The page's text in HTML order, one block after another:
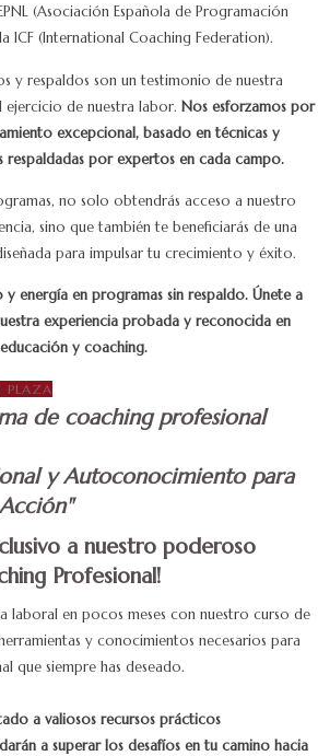
(Asociación Española de Programación
ICF (International Coaching Federation).
y respaldos son un testimonio de nuestra
de nuestra labor. Nos esforzamos por
excepcional, basado en técnicas y
respaldadas por expertos en cada campo.
no solo obtendrás acceso a nuestro
sino que también te beneficiarás de una
para impulsar tu crecimiento y éxito.
energía en programas sin respaldo. Únete a
experiencia probada y reconocida en
educación y coaching.
PLAZA
de coaching profesional
y Autoconocimiento para
a nuestro poderoso
Profesional!
laboral en pocos meses con nuestro curso de
y conocimientos necesarios para
que siempre has deseado.
a valiosos recursos prácticos
a superar los desafíos en tu camino hacia